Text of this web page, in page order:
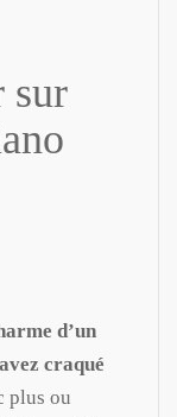
sur
d’un
craqué
plus ou